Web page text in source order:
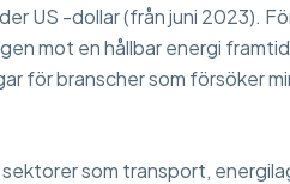
US -dollar (från juni 2023).
mot en hållbar energi
för branscher som försöker
som transport,